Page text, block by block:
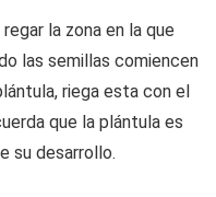
la zona en la que
las semillas comiencen
riega esta con el
que la plántula es
su desarrollo.